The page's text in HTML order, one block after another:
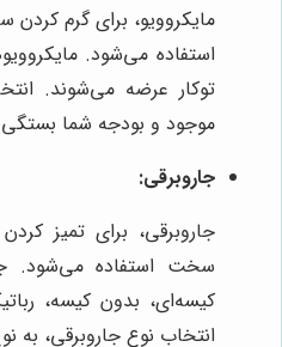
مایکروویو، برای گرم
استفاده می‌شود.
توکار عرضه می‌شوند.
موجود و بودجه شما بستگی
جاروبرقی:
جاروبرقی، برای تمیز
سخت استفاده می‌شود.
کیسه‌ای، بدون کیسه،
انتخاب نوع جاروبرقی، به